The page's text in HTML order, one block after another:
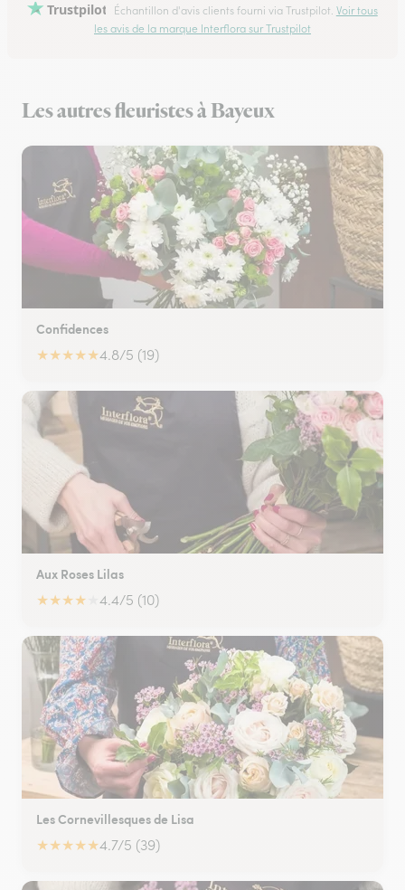
Trustpilot Échantillon d'avis clients fourni via Trustpilot. Voir tous
les avis de la marque Interflora sur Trustpilot
Les autres fleuristes à Bayeux
Confidences
★★★★★4.8/5 (19)
Aux Roses Lilas
★★★★ 4.4/5 (10)
Les Cornevillesques de Lisa
★★★★★4.7/5 (39)